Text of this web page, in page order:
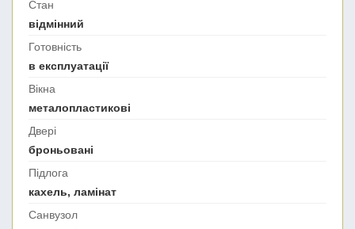
Стан
відмінний
Готовність
в експлуатації
Вікна
металопластикові
Двері
броньовані
Підлога
кахель, ламінат
Санвузол